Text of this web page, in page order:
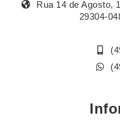
Rua 14 de Agosto,
29304-